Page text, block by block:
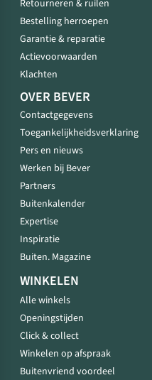
Retourneren & ruilen
Bestelling herroepen
Garantie & reparatie
Actievoorwaarden
Klachten
OVER BEVER
Contactgegevens
Toegankelijkheidsverklaring
Pers en nieuws
Werken bij Bever
Partners
Buitenkalender
Expertise
Inspiratie
Buiten. Magazine
WINKELEN
Alle winkels
Openingstijden
Click & collect
Winkelen op afspraak
Buitenvriend voordeel